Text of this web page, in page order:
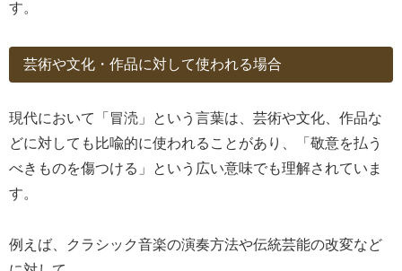
す。
芸術や文化・作品に対して使われる場合
現代において「冒涜」という言葉は、芸術や文化、作品な
どに対しても比喩的に使われることがあり、「敬意を払う
べきものを傷つける」という広い意味でも理解されていま
す。
例えば、クラシック音楽の演奏方法や伝統芸能の改変など